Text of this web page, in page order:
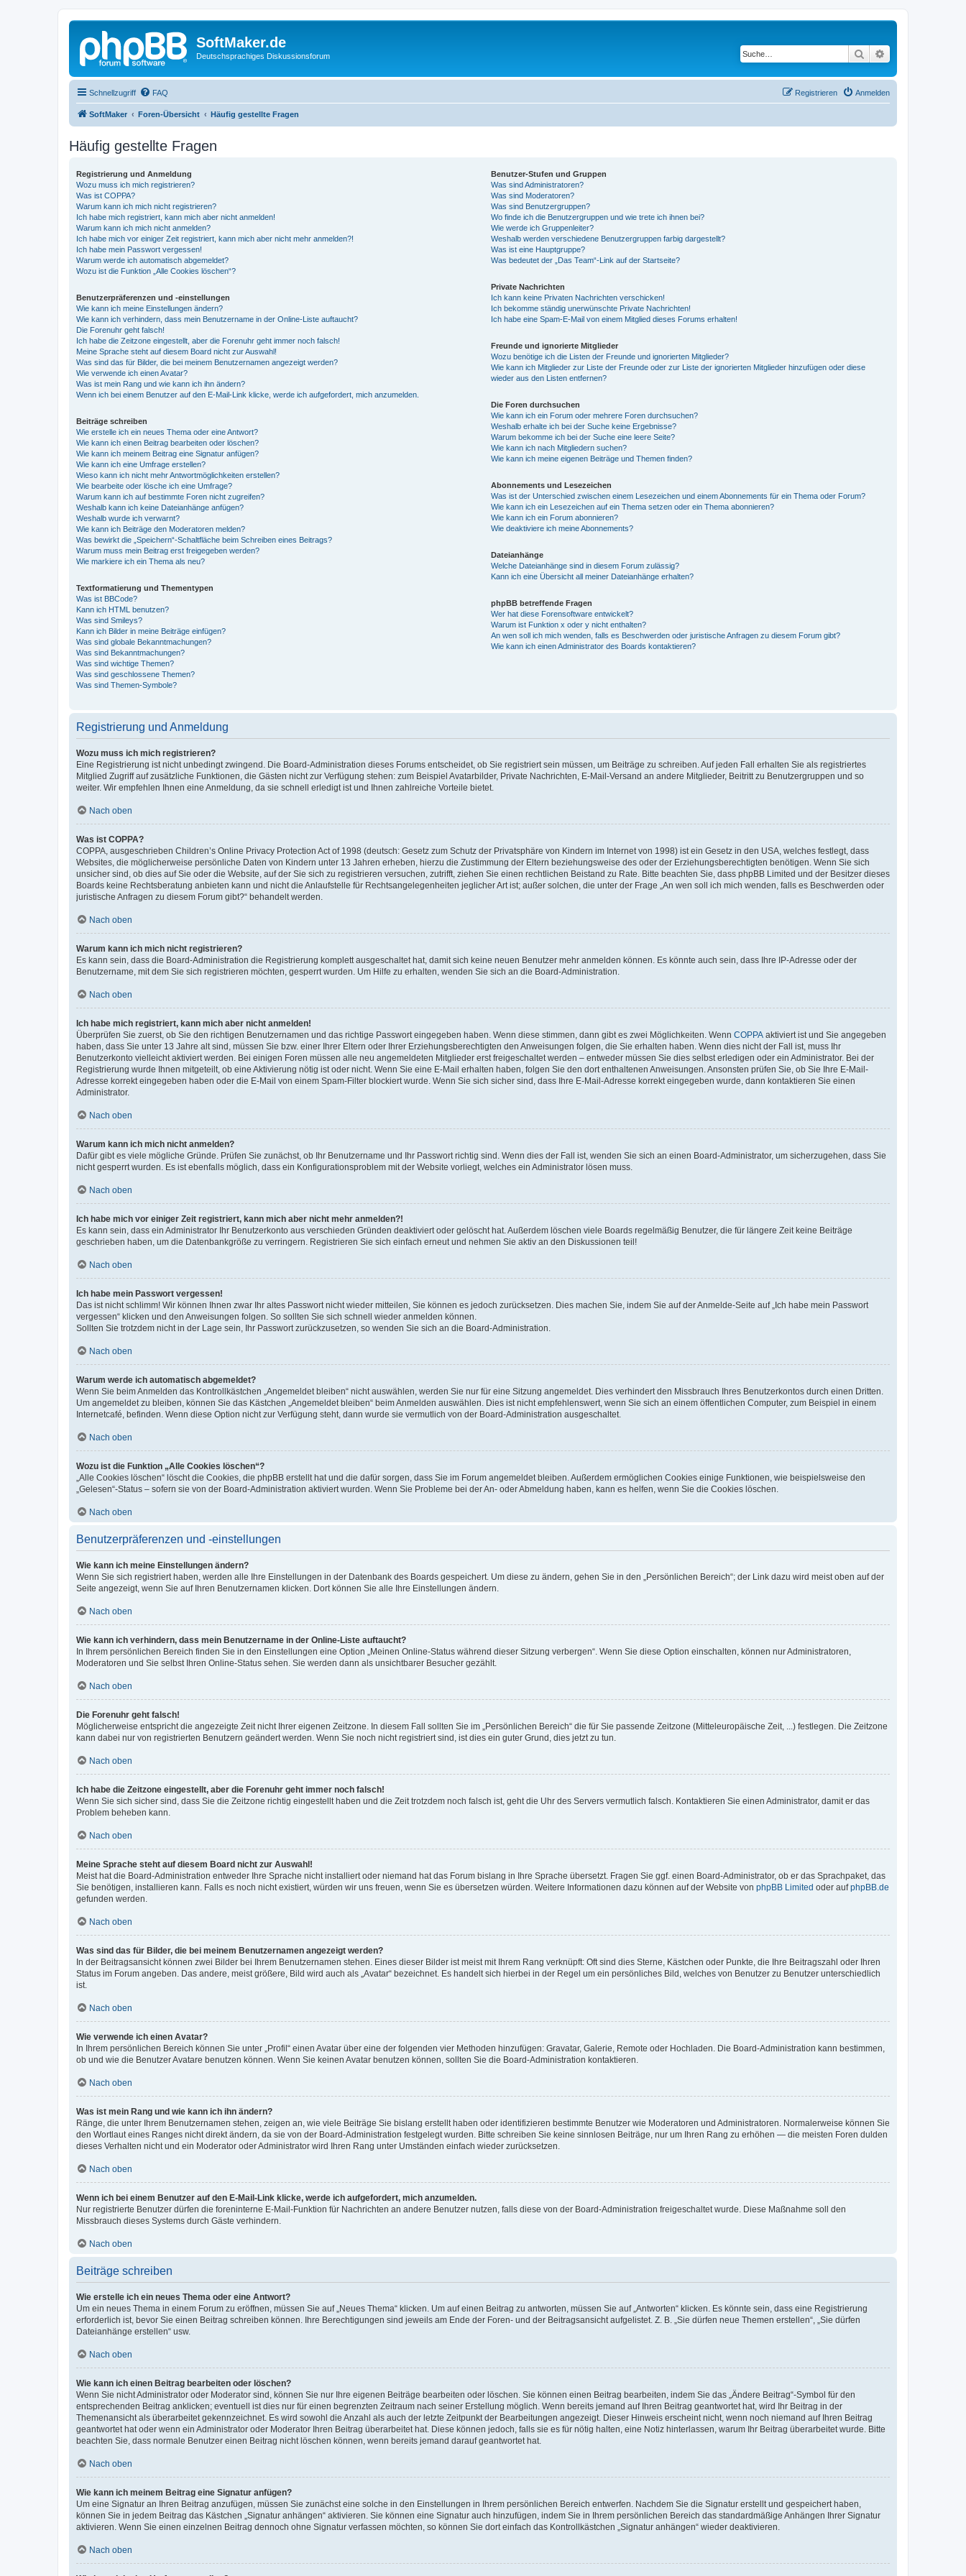
SoftMaker.de
Deutschsprachiges Diskussionsforum Suche
Schnellzugriff FAQ Anmelden
Registrieren
SoftMaker Foren-Übersicht Häufig gestellte Fragen
Häufig gestellte Fragen
Registrierung und Anmeldung
Wozu muss ich mich registrieren?
Was ist COPPA?
Warum kann ich mich nicht registrieren?
Ich habe mich registriert, kann mich aber nicht anmelden!
Warum kann ich mich nicht anmelden?
Ich habe mich vor einiger Zeit registriert, kann mich aber nicht mehr anmelden?!
Ich habe mein Passwort vergessen!
Warum werde ich automatisch abgemeldet?
Wozu ist die Funktion „Alle Cookies löschen“?
Benutzerpräferenzen und -einstellungen
Wie kann ich meine Einstellungen ändern?
Wie kann ich verhindern, dass mein Benutzername in der Online-Liste auftaucht?
Die Forenuhr geht falsch!
Ich habe die Zeitzone eingestellt, aber die Forenuhr geht immer noch falsch!
Meine Sprache steht auf diesem Board nicht zur Auswahl!
Was sind das für Bilder, die bei meinem Benutzernamen angezeigt werden?
Wie verwende ich einen Avatar?
Was ist mein Rang und wie kann ich ihn ändern?
Wenn ich bei einem Benutzer auf den E-Mail-Link klicke, werde ich aufgefordert, mich anzumelden.
Beiträge schreiben
Wie erstelle ich ein neues Thema oder eine Antwort?
Wie kann ich einen Beitrag bearbeiten oder löschen?
Wie kann ich meinem Beitrag eine Signatur anfügen?
Wie kann ich eine Umfrage erstellen?
Wieso kann ich nicht mehr Antwortmöglichkeiten erstellen?
Wie bearbeite oder lösche ich eine Umfrage?
Warum kann ich auf bestimmte Foren nicht zugreifen?
Weshalb kann ich keine Dateianhänge anfügen?
Weshalb wurde ich verwarnt?
Wie kann ich Beiträge den Moderatoren melden?
Was bewirkt die „Speichern“-Schaltfläche beim Schreiben eines Beitrags?
Warum muss mein Beitrag erst freigegeben werden?
Wie markiere ich ein Thema als neu?
Textformatierung und Thementypen
Was ist BBCode?
Kann ich HTML benutzen?
Was sind Smileys?
Kann ich Bilder in meine Beiträge einfügen?
Was sind globale Bekanntmachungen?
Was sind Bekanntmachungen?
Was sind wichtige Themen?
Was sind geschlossene Themen?
Was sind Themen-Symbole?
Benutzer-Stufen und Gruppen
Was sind Administratoren?
Was sind Moderatoren?
Was sind Benutzergruppen?
Wo finde ich die Benutzergruppen und wie trete ich ihnen bei?
Wie werde ich Gruppenleiter?
Weshalb werden verschiedene Benutzergruppen farbig dargestellt?
Was ist eine Hauptgruppe?
Was bedeutet der „Das Team“-Link auf der Startseite?
Private Nachrichten
Ich kann keine Privaten Nachrichten verschicken!
Ich bekomme ständig unerwünschte Private Nachrichten!
Ich habe eine Spam-E-Mail von einem Mitglied dieses Forums erhalten!
Freunde und ignorierte Mitglieder
Wozu benötige ich die Listen der Freunde und ignorierten Mitglieder?
Wie kann ich Mitglieder zur Liste der Freunde oder zur Liste der ignorierten Mitglieder hinzufügen oder diese
wieder aus den Listen entfernen?
Die Foren durchsuchen
Wie kann ich ein Forum oder mehrere Foren durchsuchen?
Weshalb erhalte ich bei der Suche keine Ergebnisse?
Warum bekomme ich bei der Suche eine leere Seite?
Wie kann ich nach Mitgliedern suchen?
Wie kann ich meine eigenen Beiträge und Themen finden?
Abonnements und Lesezeichen
Was ist der Unterschied zwischen einem Lesezeichen und einem Abonnements für ein Thema oder Forum?
Wie kann ich ein Lesezeichen auf ein Thema setzen oder ein Thema abonnieren?
Wie kann ich ein Forum abonnieren?
Wie deaktiviere ich meine Abonnements?
Dateianhänge
Welche Dateianhänge sind in diesem Forum zulässig?
Kann ich eine Übersicht all meiner Dateianhänge erhalten?
phpBB betreffende Fragen
Wer hat diese Forensoftware entwickelt?
Warum ist Funktion x oder y nicht enthalten?
An wen soll ich mich wenden, falls es Beschwerden oder juristische Anfragen zu diesem Forum gibt?
Wie kann ich einen Administrator des Boards kontaktieren?
Registrierung und Anmeldung
Wozu muss ich mich registrieren?
Eine Registrierung ist nicht unbedingt zwingend. Die Board-Administration dieses Forums entscheidet, ob Sie registriert sein müssen, um Beiträge zu schreiben. Auf jeden Fall erhalten Sie als registriertes
Mitglied Zugriff auf zusätzliche Funktionen, die Gästen nicht zur Verfügung stehen: zum Beispiel Avatarbilder, Private Nachrichten, E-Mail-Versand an andere Mitglieder, Beitritt zu Benutzergruppen und so
weiter. Wir empfehlen Ihnen eine Anmeldung, da sie schnell erledigt ist und Ihnen zahlreiche Vorteile bietet.
Nach oben
Was ist COPPA?
COPPA, ausgeschrieben Children’s Online Privacy Protection Act of 1998 (deutsch: Gesetz zum Schutz der Privatsphäre von Kindern im Internet von 1998) ist ein Gesetz in den USA, welches festlegt, dass
Websites, die möglicherweise persönliche Daten von Kindern unter 13 Jahren erheben, hierzu die Zustimmung der Eltern beziehungsweise des oder der Erziehungsberechtigten benötigen. Wenn Sie sich
unsicher sind, ob dies auf Sie oder die Website, auf der Sie sich zu registrieren versuchen, zutrifft, ziehen Sie einen rechtlichen Beistand zu Rate. Bitte beachten Sie, dass phpBB Limited und der Besitzer dieses
Boards keine Rechtsberatung anbieten kann und nicht die Anlaufstelle für Rechtsangelegenheiten jeglicher Art ist; außer solchen, die unter der Frage „An wen soll ich mich wenden, falls es Beschwerden oder
juristische Anfragen zu diesem Forum gibt?“ behandelt werden.
Nach oben
Warum kann ich mich nicht registrieren?
Es kann sein, dass die Board-Administration die Registrierung komplett ausgeschaltet hat, damit sich keine neuen Benutzer mehr anmelden können. Es könnte auch sein, dass Ihre IP-Adresse oder der
Benutzername, mit dem Sie sich registrieren möchten, gesperrt wurden. Um Hilfe zu erhalten, wenden Sie sich an die Board-Administration.
Nach oben
Ich habe mich registriert, kann mich aber nicht anmelden!
Überprüfen Sie zuerst, ob Sie den richtigen Benutzernamen und das richtige Passwort eingegeben haben. Wenn diese stimmen, dann gibt es zwei Möglichkeiten. Wenn COPPA aktiviert ist und Sie angegeben
haben, dass Sie unter 13 Jahre alt sind, müssen Sie bzw. einer Ihrer Eltern oder Ihrer Erziehungsberechtigten den Anweisungen folgen, die Sie erhalten haben. Wenn dies nicht der Fall ist, muss Ihr
Benutzerkonto vielleicht aktiviert werden. Bei einigen Foren müssen alle neu angemeldeten Mitglieder erst freigeschaltet werden – entweder müssen Sie dies selbst erledigen oder ein Administrator. Bei der
Registrierung wurde Ihnen mitgeteilt, ob eine Aktivierung nötig ist oder nicht. Wenn Sie eine E-Mail erhalten haben, folgen Sie den dort enthaltenen Anweisungen. Ansonsten prüfen Sie, ob Sie Ihre E-Mail-
Adresse korrekt eingegeben haben oder die E-Mail von einem Spam-Filter blockiert wurde. Wenn Sie sich sicher sind, dass Ihre E-Mail-Adresse korrekt eingegeben wurde, dann kontaktieren Sie einen
Administrator.
Nach oben
Warum kann ich mich nicht anmelden?
Dafür gibt es viele mögliche Gründe. Prüfen Sie zunächst, ob Ihr Benutzername und Ihr Passwort richtig sind. Wenn dies der Fall ist, wenden Sie sich an einen Board-Administrator, um sicherzugehen, dass Sie
nicht gesperrt wurden. Es ist ebenfalls möglich, dass ein Konfigurationsproblem mit der Website vorliegt, welches ein Administrator lösen muss.
Nach oben
Ich habe mich vor einiger Zeit registriert, kann mich aber nicht mehr anmelden?!
Es kann sein, dass ein Administrator Ihr Benutzerkonto aus verschieden Gründen deaktiviert oder gelöscht hat. Außerdem löschen viele Boards regelmäßig Benutzer, die für längere Zeit keine Beiträge
geschrieben haben, um die Datenbankgröße zu verringern. Registrieren Sie sich einfach erneut und nehmen Sie aktiv an den Diskussionen teil!
Nach oben
Ich habe mein Passwort vergessen!
Das ist nicht schlimm! Wir können Ihnen zwar Ihr altes Passwort nicht wieder mitteilen, Sie können es jedoch zurücksetzen. Dies machen Sie, indem Sie auf der Anmelde-Seite auf „Ich habe mein Passwort
vergessen“ klicken und den Anweisungen folgen. So sollten Sie sich schnell wieder anmelden können.
Sollten Sie trotzdem nicht in der Lage sein, Ihr Passwort zurückzusetzen, so wenden Sie sich an die Board-Administration.
Nach oben
Warum werde ich automatisch abgemeldet?
Wenn Sie beim Anmelden das Kontrollkästchen „Angemeldet bleiben“ nicht auswählen, werden Sie nur für eine Sitzung angemeldet. Dies verhindert den Missbrauch Ihres Benutzerkontos durch einen Dritten.
Um angemeldet zu bleiben, können Sie das Kästchen „Angemeldet bleiben“ beim Anmelden auswählen. Dies ist nicht empfehlenswert, wenn Sie sich an einem öffentlichen Computer, zum Beispiel in einem
Internetcafé, befinden. Wenn diese Option nicht zur Verfügung steht, dann wurde sie vermutlich von der Board-Administration ausgeschaltet.
Nach oben
Wozu ist die Funktion „Alle Cookies löschen“?
„Alle Cookies löschen“ löscht die Cookies, die phpBB erstellt hat und die dafür sorgen, dass Sie im Forum angemeldet bleiben. Außerdem ermöglichen Cookies einige Funktionen, wie beispielsweise den
„Gelesen“-Status – sofern sie von der Board-Administration aktiviert wurden. Wenn Sie Probleme bei der An- oder Abmeldung haben, kann es helfen, wenn Sie die Cookies löschen.
Nach oben
Benutzerpräferenzen und -einstellungen
Wie kann ich meine Einstellungen ändern?
Wenn Sie sich registriert haben, werden alle Ihre Einstellungen in der Datenbank des Boards gespeichert. Um diese zu ändern, gehen Sie in den „Persönlichen Bereich“; der Link dazu wird meist oben auf der
Seite angezeigt, wenn Sie auf Ihren Benutzernamen klicken. Dort können Sie alle Ihre Einstellungen ändern.
Nach oben
Wie kann ich verhindern, dass mein Benutzername in der Online-Liste auftaucht?
In Ihrem persönlichen Bereich finden Sie in den Einstellungen eine Option „Meinen Online-Status während dieser Sitzung verbergen“. Wenn Sie diese Option einschalten, können nur Administratoren,
Moderatoren und Sie selbst Ihren Online-Status sehen. Sie werden dann als unsichtbarer Besucher gezählt.
Nach oben
Die Forenuhr geht falsch!
Möglicherweise entspricht die angezeigte Zeit nicht Ihrer eigenen Zeitzone. In diesem Fall sollten Sie im „Persönlichen Bereich“ die für Sie passende Zeitzone (Mitteleuropäische Zeit, ...) festlegen. Die Zeitzone
kann dabei nur von registrierten Benutzern geändert werden. Wenn Sie noch nicht registriert sind, ist dies ein guter Grund, dies jetzt zu tun.
Nach oben
Ich habe die Zeitzone eingestellt, aber die Forenuhr geht immer noch falsch!
Wenn Sie sich sicher sind, dass Sie die Zeitzone richtig eingestellt haben und die Zeit trotzdem noch falsch ist, geht die Uhr des Servers vermutlich falsch. Kontaktieren Sie einen Administrator, damit er das
Problem beheben kann.
Nach oben
Meine Sprache steht auf diesem Board nicht zur Auswahl!
Meist hat die Board-Administration entweder Ihre Sprache nicht installiert oder niemand hat das Forum bislang in Ihre Sprache übersetzt. Fragen Sie ggf. einen Board-Administrator, ob er das Sprachpaket, das
Sie benötigen, installieren kann. Falls es noch nicht existiert, würden wir uns freuen, wenn Sie es übersetzen würden. Weitere Informationen dazu können auf der Website von phpBB Limited oder aufphpBB.de
gefunden werden.
Nach oben
Was sind das für Bilder, die bei meinem Benutzernamen angezeigt werden?
In der Beitragsansicht können zwei Bilder bei Ihrem Benutzernamen stehen. Eines dieser Bilder ist meist mit Ihrem Rang verknüpft: Oft sind dies Sterne, Kästchen oder Punkte, die Ihre Beitragszahl oder Ihren
Status im Forum angeben. Das andere, meist größere, Bild wird auch als „Avatar“ bezeichnet. Es handelt sich hierbei in der Regel um ein persönliches Bild, welches von Benutzer zu Benutzer unterschiedlich
ist.
Nach oben
Wie verwende ich einen Avatar?
In Ihrem persönlichen Bereich können Sie unter „Profil“ einen Avatar über eine der folgenden vier Methoden hinzufügen: Gravatar, Galerie, Remote oder Hochladen. Die Board-Administration kann bestimmen,
ob und wie die Benutzer Avatare benutzen können. Wenn Sie keinen Avatar benutzen können, sollten Sie die Board-Administration kontaktieren.
Nach oben
Was ist mein Rang und wie kann ich ihn ändern?
Ränge, die unter Ihrem Benutzernamen stehen, zeigen an, wie viele Beiträge Sie bislang erstellt haben oder identifizieren bestimmte Benutzer wie Moderatoren und Administratoren. Normalerweise können Sie
den Wortlaut eines Ranges nicht direkt ändern, da sie von der Board-Administration festgelegt wurden. Bitte schreiben Sie keine sinnlosen Beiträge, nur um Ihren Rang zu erhöhen — die meisten Foren dulden
dieses Verhalten nicht und ein Moderator oder Administrator wird Ihren Rang unter Umständen einfach wieder zurücksetzen.
Nach oben
Wenn ich bei einem Benutzer auf den E-Mail-Link klicke, werde ich aufgefordert, mich anzumelden.
Nur registrierte Benutzer dürfen die foreninterne E-Mail-Funktion für Nachrichten an andere Benutzer nutzen, falls diese von der Board-Administration freigeschaltet wurde. Diese Maßnahme soll den
Missbrauch dieses Systems durch Gäste verhindern.
Nach oben
Beiträge schreiben
Wie erstelle ich ein neues Thema oder eine Antwort?
Um ein neues Thema in einem Forum zu eröffnen, müssen Sie auf „Neues Thema“ klicken. Um auf einen Beitrag zu antworten, müssen Sie auf „Antworten“ klicken. Es könnte sein, dass eine Registrierung
erforderlich ist, bevor Sie einen Beitrag schreiben können. Ihre Berechtigungen sind jeweils am Ende der Foren- und der Beitragsansicht aufgelistet. Z. B. „Sie dürfen neue Themen erstellen“, „Sie dürfen
Dateianhänge erstellen“ usw.
Nach oben
Wie kann ich einen Beitrag bearbeiten oder löschen?
Wenn Sie nicht Administrator oder Moderator sind, können Sie nur Ihre eigenen Beiträge bearbeiten oder löschen. Sie können einen Beitrag bearbeiten, indem Sie das „Ändere Beitrag“-Symbol für den
entsprechenden Beitrag anklicken; eventuell ist dies nur für einen begrenzten Zeitraum nach seiner Erstellung möglich. Wenn bereits jemand auf Ihren Beitrag geantwortet hat, wird Ihr Beitrag in der
Themenansicht als überarbeitet gekennzeichnet. Es wird sowohl die Anzahl als auch der letzte Zeitpunkt der Bearbeitungen angezeigt. Dieser Hinweis erscheint nicht, wenn noch niemand auf Ihren Beitrag
geantwortet hat oder wenn ein Administrator oder Moderator Ihren Beitrag überarbeitet hat. Diese können jedoch, falls sie es für nötig halten, eine Notiz hinterlassen, warum Ihr Beitrag überarbeitet wurde. Bitte
beachten Sie, dass normale Benutzer einen Beitrag nicht löschen können, wenn bereits jemand darauf geantwortet hat.
Nach oben
Wie kann ich meinem Beitrag eine Signatur anfügen?
Um eine Signatur an Ihren Beitrag anzufügen, müssen Sie zunächst eine solche in den Einstellungen in Ihrem persönlichen Bereich entwerfen. Nachdem Sie die Signatur erstellt und gespeichert haben,
können Sie in jedem Beitrag das Kästchen „Signatur anhängen“ aktivieren. Sie können eine Signatur auch hinzufügen, indem Sie in Ihrem persönlichen Bereich das standardmäßige Anhängen Ihrer Signatur
aktivieren. Wenn Sie einen einzelnen Beitrag dennoch ohne Signatur verfassen möchten, so können Sie dort einfach das Kontrollkästchen „Signatur anhängen“ wieder deaktivieren.
Nach oben